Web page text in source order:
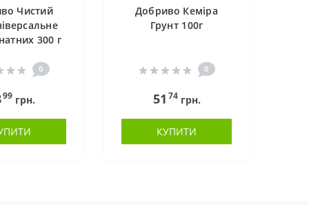
Чистий
300 г
0
99грн.
Добриво Кеміра
Грунт 100г
0
51 74грн.
КУПИТИ